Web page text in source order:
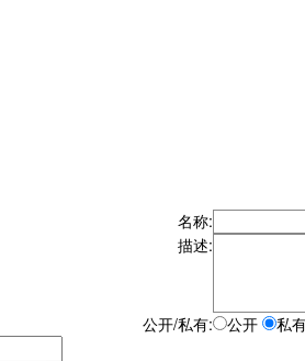
名称:
描述:
公开/私有: 公开
私